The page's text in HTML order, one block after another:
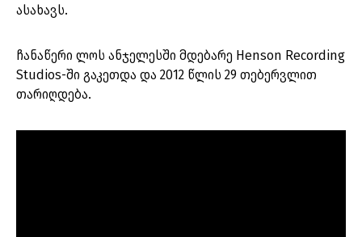
ასახავს.
ჩანაწერი ლოს ანჯელესში მდებარე Henson Recording
Studios-ში გაკეთდა და 2012 წლის 29 თებერვლით
თარიღდება.